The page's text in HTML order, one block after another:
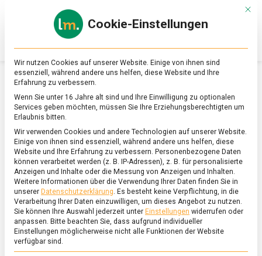
Online-
Magazin
zu
&
Ernährung
SCHLAGWORT:LOTUSWURZEL
Mit
Cookie-Einstellungen
Wir nutzen Cookies auf unserer Website. Einige von ihnen sind
essenziell, während andere uns helfen, diese Website und Ihre
Erfahrung zu verbessern.
Wenn Sie unter 16 Jahre alt sind und Ihre Einwilligung zu optionalen
Services geben möchten, müssen Sie Ihre Erziehungsberechtigten um
Erlaubnis bitten.
Wir verwenden Cookies und andere Technologien auf unserer Website.
Einige von ihnen sind essenziell, während andere uns helfen, diese
Website und Ihre Erfahrung zu verbessern. Personenbezogene Daten
können verarbeitet werden (z. B. IP-Adressen), z. B. für personalisierte
Anzeigen und Inhalte oder die Messung von Anzeigen und Inhalten.
Weitere Informationen über die Verwendung Ihrer Daten finden Sie in
unserer Datenschutzerklärung. Es besteht keine Verpflichtung, in die
Verarbeitung Ihrer Daten einzuwilligen, um dieses Angebot zu nutzen.
Sie können Ihre Auswahl jederzeit unter Einstellungen widerrufen oder
anpassen. Bitte beachten Sie, dass aufgrund individueller
Einstellungen möglicherweise nicht alle Funktionen der Website
verfügbar sind.